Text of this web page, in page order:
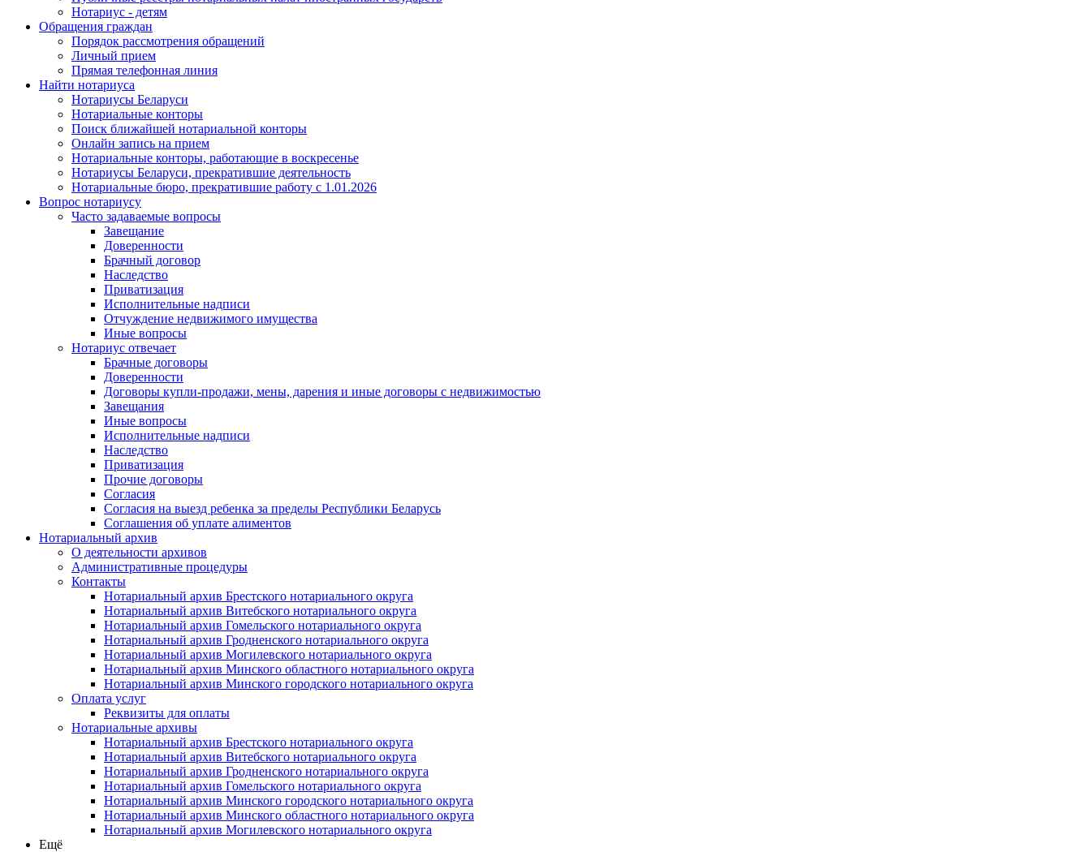
Нотариус - детям
Обращения граждан
Порядок рассмотрения обращений
Личный прием
Прямая телефонная линия
Найти нотариуса
Нотариусы Беларуси
Нотариальные конторы
Поиск ближайшей нотариальной конторы
Онлайн запись на прием
Нотариальные конторы, работающие в воскресенье
Нотариусы Беларуси, прекратившие деятельность
Нотариальные бюро, прекратившие работу с 1.01.2026
Вопрос нотариусу
Часто задаваемые вопросы
Завещание
Доверенности
Брачный договор
Наследство
Приватизация
Исполнительные надписи
Отчуждение недвижимого имущества
Иные вопросы
Нотариус отвечает
Брачные договоры
Доверенности
Договоры купли-продажи, мены, дарения и иные договоры с недвижимостью
Завещания
Иные вопросы
Исполнительные надписи
Наследство
Приватизация
Прочие договоры
Согласия
Согласия на выезд ребенка за пределы Республики Беларусь
Соглашения об уплате алиментов
Нотариальный архив
О деятельности архивов
Административные процедуры
Контакты
Нотариальный архив Брестского нотариального округа
Нотариальный архив Витебского нотариального округа
Нотариальный архив Гомельского нотариального округа
Нотариальный архив Гродненского нотариального округа
Нотариальный архив Могилевского нотариального округа
Нотариальный архив Минского областного нотариального округа
Нотариальный архив Минского городского нотариального округа
Оплата услуг
Реквизиты для оплаты
Нотариальные архивы
Нотариальный архив Брестского нотариального округа
Нотариальный архив Витебского нотариального округа
Нотариальный архив Гродненского нотариального округа
Нотариальный архив Гомельского нотариального округа
Нотариальный архив Минского городского нотариального округа
Нотариальный архив Минского областного нотариального округа
Нотариальный архив Могилевского нотариального округа
Ещё